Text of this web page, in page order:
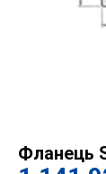
Фланець